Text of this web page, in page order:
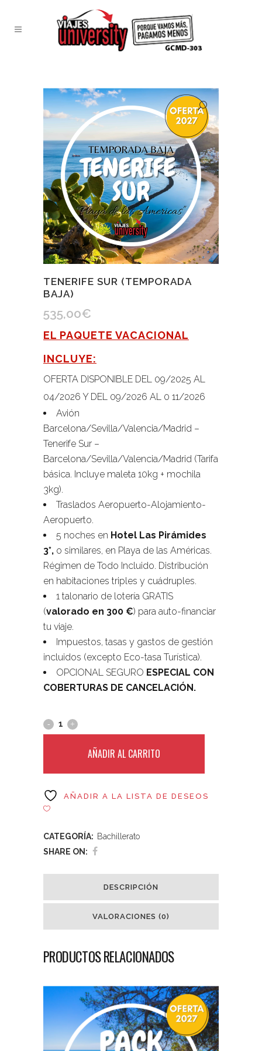
TENERIFE SUR (TEMPORADA
BAJA)
535,00€
EL PAQUETE VACACIONAL
INCLUYE:
OFERTA DISPONIBLE DEL 09/2025 AL
04/2026 Y DEL 09/2026 AL 0 11/2026
Avión
Barcelona/Sevilla/Valencia/Madrid –
Tenerife Sur –
Barcelona/Sevilla/Valencia/Madrid (Tarifa
básica. Incluye maleta 10kg + mochila
3kg).
Traslados Aeropuerto-Alojamiento-
Aeropuerto.
5 noches en Hotel Las Pirámides
3*, o similares, en Playa de las Américas.
Régimen de Todo Incluido. Distribución
en habitaciones triples y cuádruples.
1 talonario de lotería GRATIS
(valorado en 300 €) para auto-financiar
tu viaje.
Impuestos, tasas y gastos de gestión
incluidos (excepto Eco-tasa Turística).
OPCIONAL SEGURO ESPECIAL CON
COBERTURAS DE CANCELACIÓN.
AÑADIR AL CARRITO
AÑADIR A LA LISTA DE DESEOS
CATEGORÍA: Bachillerato
SHARE ON:
DESCRIPCIÓN
VALORACIONES (0)
PRODUCTOS RELACIONADOS